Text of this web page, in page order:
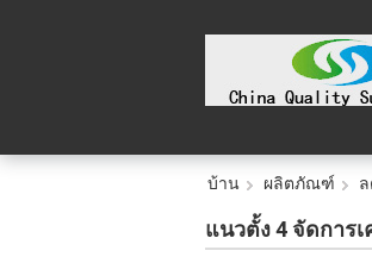
บ้าน ผลิตภัณฑ์
แนวตั้ง 4 จัดการ